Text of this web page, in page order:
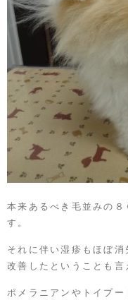
本来あるべき毛並みの８
す。
それに伴い湿疹もほぼ
改善したということも言
ポメラニアンやトイプ